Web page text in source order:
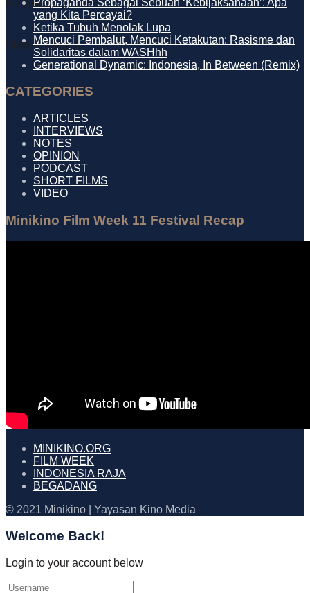
No Result
View All Result
yang Kita Percayai?
Ketika Tubuh Menolak Lupa
Mencuci Pembalut, Mencuci Ketakutan: Rasisme dan
Solidaritas dalam WASHhh
Generational Dynamic: Indonesia, In Between (Remix)
CATEGORIES
ARTICLES
INTERVIEWS
NOTES
OPINION
PODCAST
SHORT FILMS
VIDEO
Minikino Film Week 11 Festival Recap
MINIKINO.ORG
FILM WEEK
INDONESIA RAJA
BEGADANG
© 2021 Minikino | Yayasan Kino Media
Welcome Back!
Login to your account below